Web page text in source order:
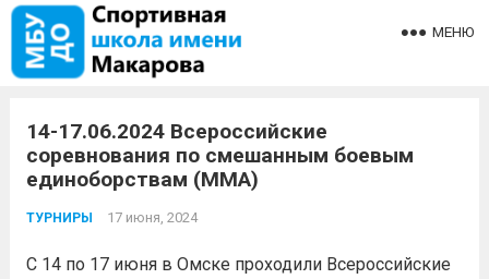
МЕНЮ
14-17.06.2024 Всероссийские
соревнования по смешанным боевым
единоборствам (ММА)
ТУРНИРЫ 17 июня, 2024
С 14 по 17 июня в Омске проходили Всероссийские